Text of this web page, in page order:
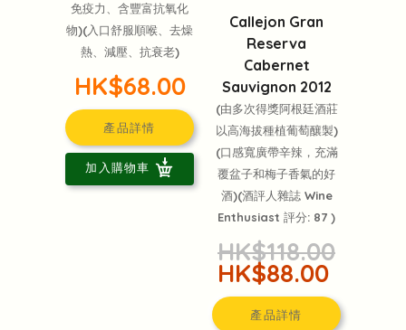
免疫力、含豐富抗氧化
物)(入口舒服順喉、去燥
熱、減壓、抗衰老)
HK$68.00
產品詳情
加入購物車
Callejon Gran
Reserva
Cabernet
Sauvignon 2012
(由多次得獎阿根廷酒莊
以高海拔種植葡萄釀製)
(口感寬廣帶辛辣，充滿
覆盆子和梅子香氣的好
酒)(酒評人雜誌 Wine
Enthusiast 評分: 87 )
HK$118.00
HK$88.00
產品詳情